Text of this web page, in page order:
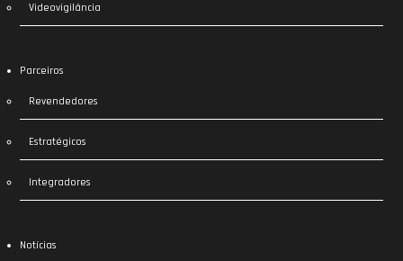
Videovigilância
Parceiros
Revendedores
Estratégicos
Integradores
Notícias